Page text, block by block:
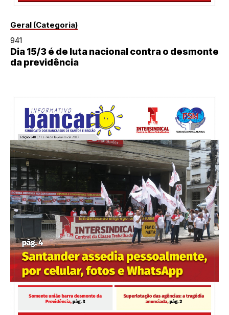
Geral (Categoria)
941
Dia 15/3 é de luta nacional contra o desmonte
da previdência